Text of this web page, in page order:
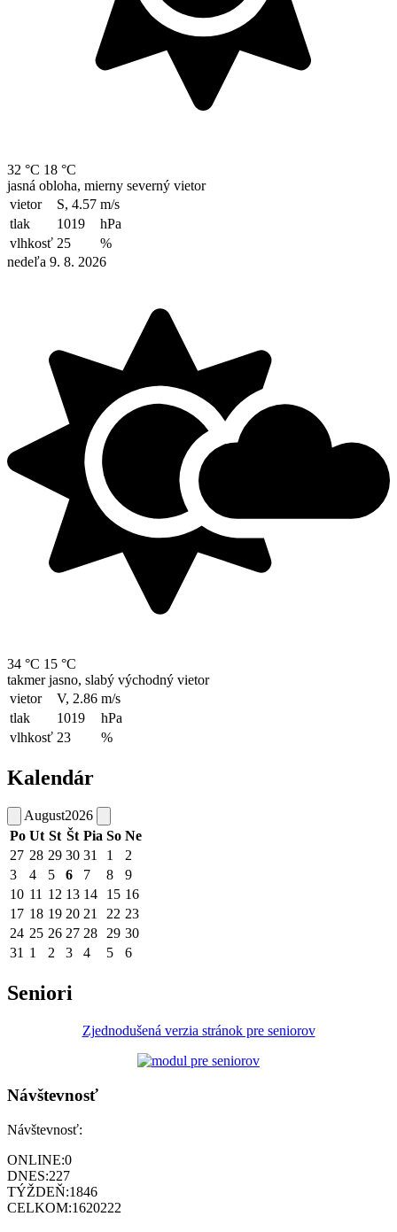
32 °C 18 °C
jasná obloha, mierny severný vietor
vietor
S, 4.57 m/s
tlak
1019
hPa
vlhkosť 25
%
nedeľa 9. 8. 2026
34 °C 15 °C
takmer jasno, slabý východný vietor
vietor
V, 2.86 m/s
tlak
1019
hPa
vlhkosť 23 %
Kalendár
August2026
Po Ut St Št Pia So Ne
27 28 29 30 31 1
2
3
4 5 6 7 8
9
10 11 12 13 14 15 16
17 18 19 20 21 22 23
24 25 26 27 28 29 30
31 1 2 3 4 5 6
Seniori
Zjednodušená verzia stránok pre seniorov
Návštevnosť
Návštevnosť:
ONLINE:0
DNES:227
TÝŽDEŇ:1846
CELKOM:1620222